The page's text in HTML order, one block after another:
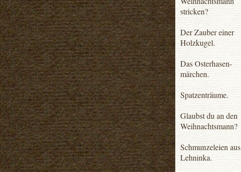
stricken?
Der Zauber einer
Holzkugel.
Das Osterhasen-
märchen.
Spatzenträume.
Glaubst du an den
Weihnachtsmann?
Schmunzeleien aus
Lehninka.